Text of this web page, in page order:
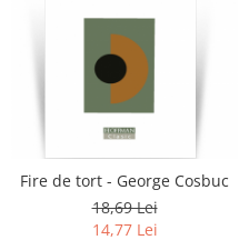
Fire de tort - George Cosbuc
18,69 Lei
14,77 Lei